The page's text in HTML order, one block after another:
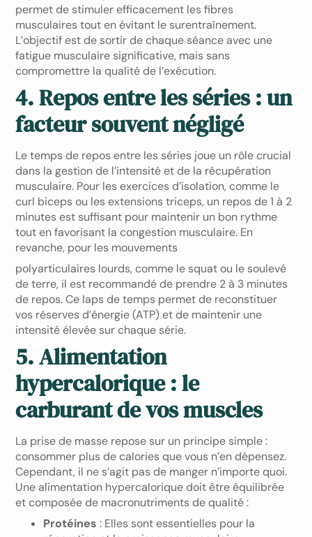
permet de stimuler efficacement les fibres
musculaires tout en évitant le surentraînement.
L’objectif est de sortir de chaque séance avec une
fatigue musculaire significative, mais sans
compromettre la qualité de l’exécution.
4. Repos entre les séries : un
facteur souvent négligé
Le temps de repos entre les séries joue un rôle crucial
dans la gestion de l’intensité et de la récupération
musculaire. Pour les exercices d’isolation, comme le
curl biceps ou les extensions triceps, un repos de 1 à 2
minutes est suffisant pour maintenir un bon rythme
tout en favorisant la congestion musculaire. En
revanche, pour les mouvements
polyarticulaires lourds, comme le squat ou le soulevé
de terre, il est recommandé de prendre 2 à 3 minutes
de repos. Ce laps de temps permet de reconstituer
vos réserves d’énergie (ATP) et de maintenir une
intensité élevée sur chaque série.
5. Alimentation
hypercalorique : le
carburant de vos muscles
La prise de masse repose sur un principe simple :
consommer plus de calories que vous n’en dépensez.
Cependant, il ne s’agit pas de manger n’importe quoi.
Une alimentation hypercalorique doit être équilibrée
et composée de macronutriments de qualité :
Protéines : Elles sont essentielles pour la